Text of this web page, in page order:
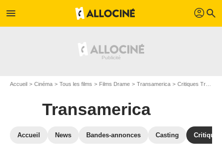
menu profil search
Accueil Cinéma Tous les films Films Drame Transamerica Critiques Transamerica
Transamerica
Accueil News Bandes-annonces Casting